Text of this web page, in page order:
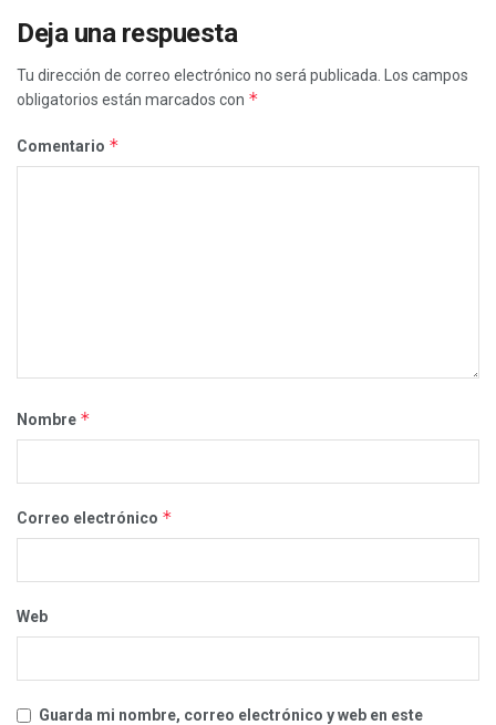
Deja una respuesta
Tu dirección de correo electrónico no será publicada.
Los campos
obligatorios están marcados con *
Comentario *
Nombre *
Correo electrónico *
Web
Guarda mi nombre, correo electrónico y web en este